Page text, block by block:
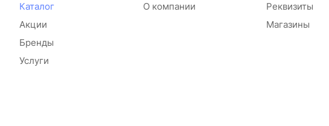
Каталог
Акции
Бренды
Услуги
О компании
Реквизиты
Магазины